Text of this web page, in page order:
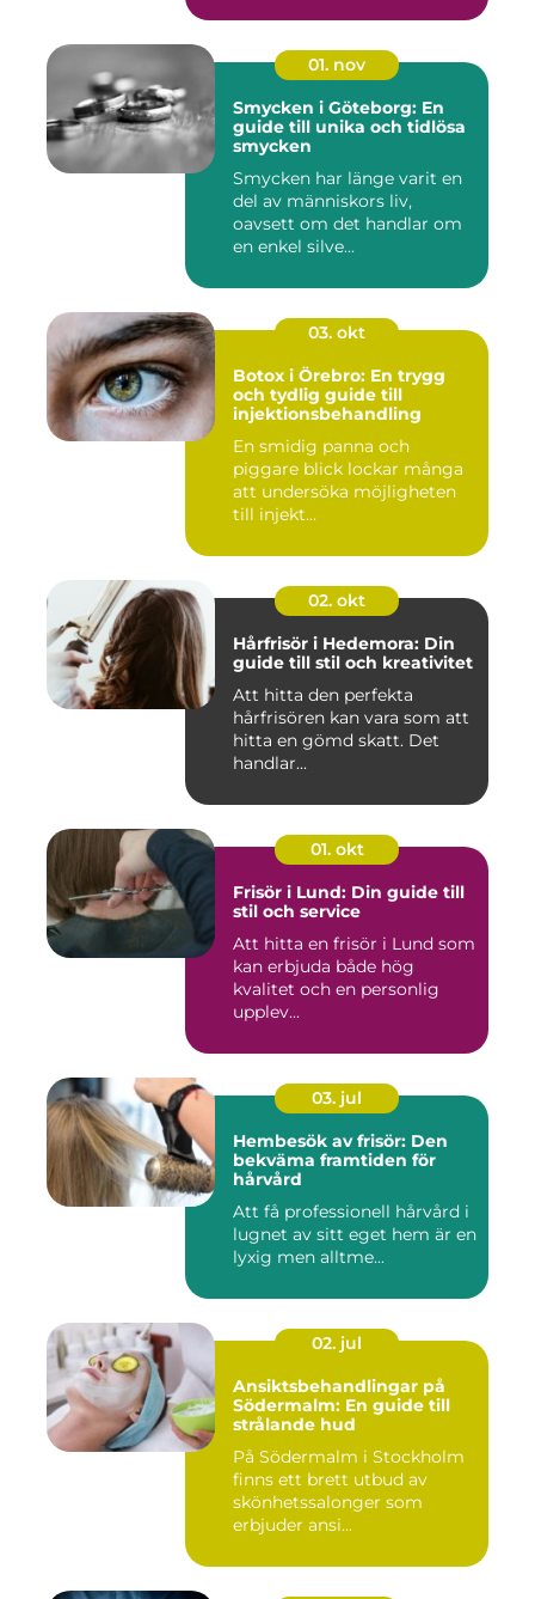
01. nov
Smycken i Göteborg: En
guide till unika och tidlösa
smycken
Smycken har länge varit en
del av människors liv,
oavsett om det handlar om
en enkel silve...
03. okt
Botox i Örebro: En trygg
och tydlig guide till
injektionsbehandling
En smidig panna och
piggare blick lockar många
att undersöka möjligheten
till injekt...
02. okt
Hårfrisör i Hedemora: Din
guide till stil och kreativitet
Att hitta den perfekta
hårfrisören kan vara som att
hitta en gömd skatt. Det
handlar...
01. okt
Frisör i Lund: Din guide till
stil och service
Att hitta en frisör i Lund som
kan erbjuda både hög
kvalitet och en personlig
upplev...
03. jul
Hembesök av frisör: Den
bekväma framtiden för
hårvård
Att få professionell hårvård i
lugnet av sitt eget hem är en
lyxig men alltme...
02. jul
Ansiktsbehandlingar på
Södermalm: En guide till
strålande hud
På Södermalm i Stockholm
finns ett brett utbud av
skönhetssalonger som
erbjuder ansi...